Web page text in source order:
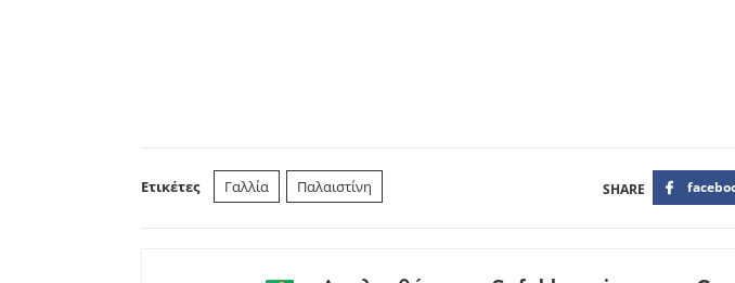
Ετικέτες Γαλλία Παλαιστίνη